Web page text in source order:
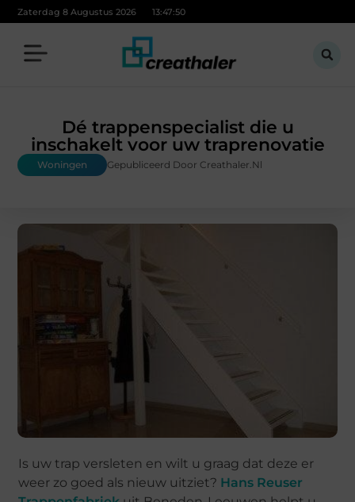
Zaterdag 8 Augustus 2026 13:47:52
Dé trappenspecialist die u
inschakelt voor uw traprenovatie
Woningen Gepubliceerd Door Creathaler.nl
Is uw trap versleten en wilt u graag dat deze er
weer zo goed als nieuw uitziet? Hans Reuser